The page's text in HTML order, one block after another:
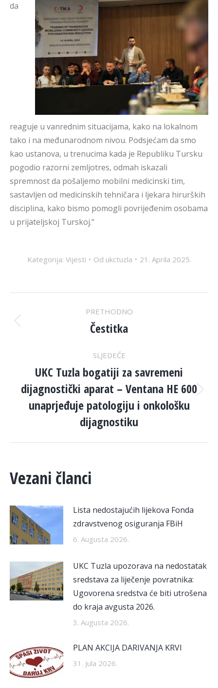
da
reaguje u vanrednim situacijama, kako na lokalnom
tako i na međunarodnom nivou. Podsjećam da smo
kao ustanova, u trenucima kada je Republiku Tursku
pogodio razorni zemljotres, odmah iskazali
spremnost da pošaljemo mobilni medicinski tim,
sastavljen od medicinskih tehničara i ljekara hirurških
disciplina, kako bismo pomogli povrijeđenim osobama
u prijateljskoj Turskoj.“
Kategorija: Vijesti Od ukctuzla 21. Aprila 2025.
POST
NAVIGATION
PRETHODNO
Previous
Čestitka
SLJEDEĆE
Next
post:
UKC Tuzla bogatiji za savremeni
dijagnostički aparat – Ventana HE 600
unaprjeđuje patologiju i onkološku
dijagnostiku
Vezani članci
Lista nedostajućih lijekova Fonda
zdravstvenog osiguranja FBiH
6. Augusta 2026.
UKC Tuzla upozorava na nedostatak
sredstava za liječenje povratnika:
Ugovorena sredstva će biti utrošena
do kraja avgusta 2026.
3. Augusta 2026.
PLAN AKCIJA DARIVANJA KRVI
31. Jula 2026.